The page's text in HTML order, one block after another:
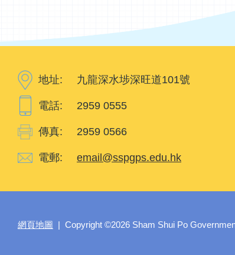
地址: 九龍深水埗深旺道101號
電話: 2959 0555
傳真: 2959 0566
電郵: email@sspgps.edu.hk
網頁地圖 | Copyright ©2026 Sham Shui Po